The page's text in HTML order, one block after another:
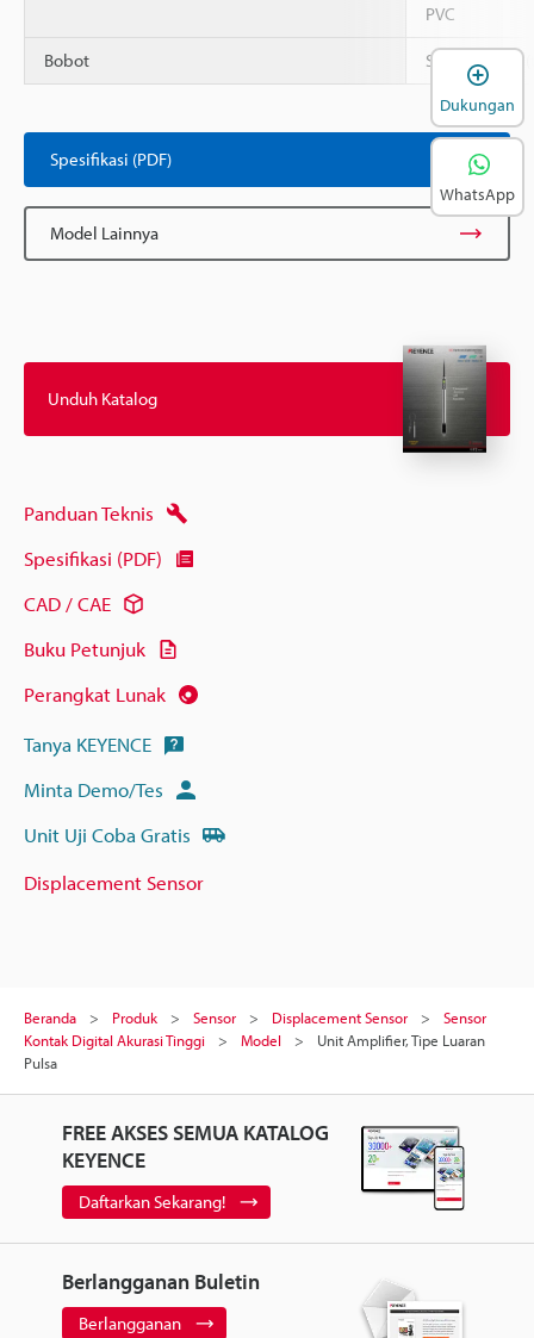
PVC
Bobot Sekitar 110 g
Spesifikasi (PDF)
Model Lainnya
Unduh Katalog
Panduan Teknis
Spesifikasi (PDF)
CAD / CAE
Buku Petunjuk
Perangkat Lunak
Tanya KEYENCE
Minta Demo/Tes
Unit Uji Coba Gratis
Displacement Sensor
Beranda Produk Sensor Displacement Sensor
Sensor
Kontak Digital Akurasi Tinggi
Model
Unit Amplifier, Tipe Luaran
Pulsa
FREE AKSES SEMUA KATALOG
KEYENCE
Daftarkan Sekarang!
Berlangganan Buletin
Berlangganan
Dukungan
WhatsApp